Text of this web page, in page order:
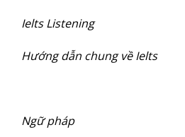
Ielts Listening
Hướng dẫn chung về Ielts
Ngữ pháp